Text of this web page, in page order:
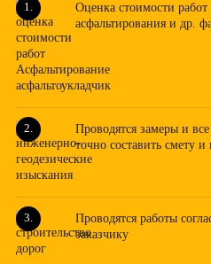
Оценка стоимости
асфальтирования и др.
Проводятся замеры и
точно составить смету и
Проводятся работы
заказчику